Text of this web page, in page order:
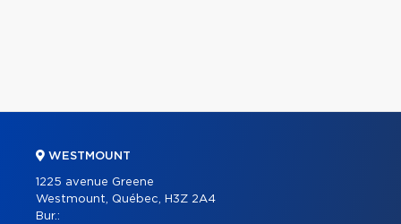
WESTMOUNT
1225 avenue Greene
Westmount, Québec, H3Z 2A4
Bur.: